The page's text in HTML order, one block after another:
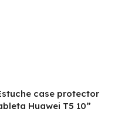
case protector
Huawei T5 10”